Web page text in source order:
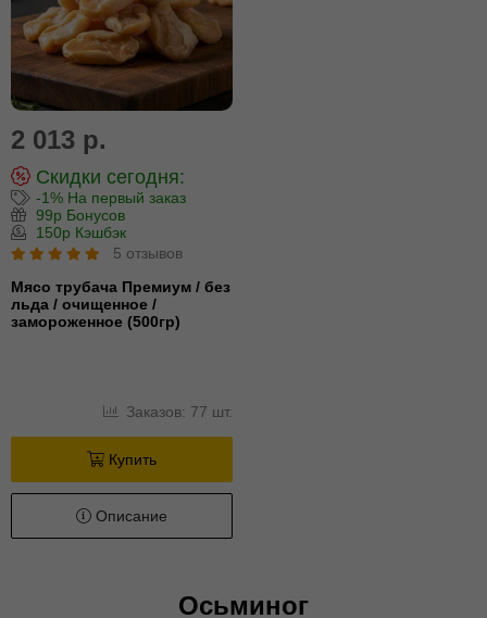
2 013 р.
Скидки сегодня:
-1% На первый заказ
99р Бонусов
150р Кэшбэк
5 отзывов
Мясо трубача Премиум / без
льда / очищенное /
замороженное (500гр)
Заказов: 77 шт.
Купить
Описание
Осьминог